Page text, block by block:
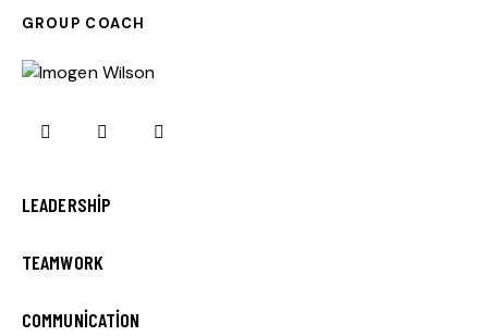
GROUP COACH
LEADERSHIP
TEAMWORK
COMMUNICATION